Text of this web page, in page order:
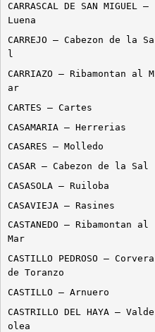
CARRASCAL DE SAN MIGUEL –
Luena
CARREJO – Cabezon de la Sa
l
CARRIAZO – Ribamontan al M
ar
CARTES – Cartes
CASAMARIA – Herrerias
CASARES – Molledo
CASAR – Cabezon de la Sal
CASASOLA – Ruiloba
CASAVIEJA – Rasines
CASTANEDO – Ribamontan al
Mar
CASTILLO PEDROSO – Corvera
de Toranzo
CASTILLO – Arnuero
CASTRILLO DEL HAYA – Valde
olea